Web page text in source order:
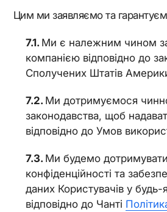
Цим ми заявляємо та
Ми є належним чином
компанією відповідно до
Сполучених Штатів
Ми дотримуємося
законодавства, щоб
відповідно до Умов
Ми будемо
конфіденційності та
даних Користувачів у будь-
відповідно до Чанті